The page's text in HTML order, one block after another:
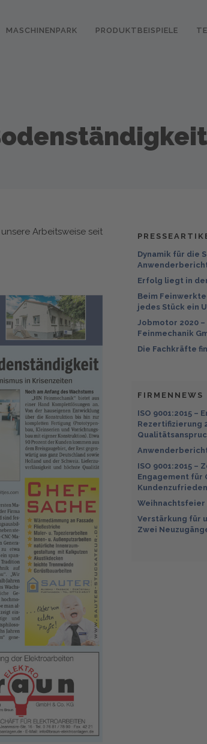
MASCHINENPARK PRODUKTBEISPIELE
Arbeitsweise seit
Dynamik für die
Anwenderbericht
Erfolg liegt in
Beim
jedes Stück ein
Jobmotor 2020 –
Feinmechanik
Die Fachkräfte
FIRMENNEWS
ISO 9001:2015 –
Rezertifizierung
ISO 9001:2015
Engagement für
Weihnachtsfeier
Verstärkung für
Zwei